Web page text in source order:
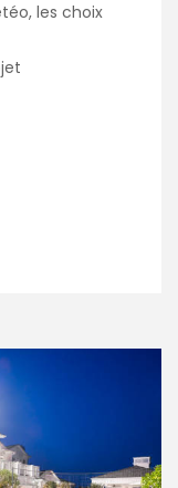
les choix